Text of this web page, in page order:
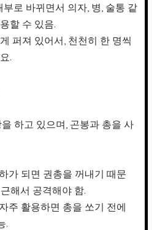
로 바뀌면서 의자, 병, 술통 같
할 수 있음.
퍼져 있어서, 천천히 한 명씩
.
하고 있으며, 곤봉과 총을 사
가 되면 권총을 꺼내기 때문
해서 공격해야 함.
주 활용하면 총을 쏘기 전에
.